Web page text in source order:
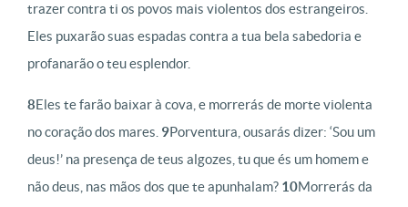
trazer contra ti os povos mais violentos dos estrangeiros.
Eles puxarão suas espadas contra a tua bela sabedoria e
profanarão o teu esplendor.
8Eles te farão baixar à cova, e morrerás de morte violenta
no coração dos mares. 9Porventura, ousarás dizer: ‘Sou um
deus!’ na presença de teus algozes, tu que és um homem e
não deus, nas mãos dos que te apunhalam? 10Morrerás da